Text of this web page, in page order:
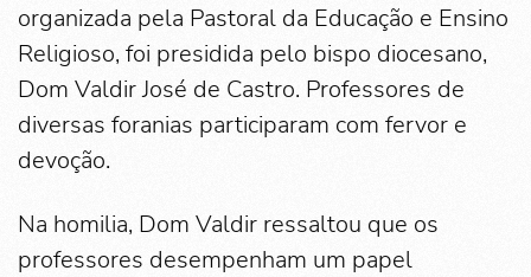
organizada pela Pastoral da Educação e Ensino
Religioso, foi presidida pelo bispo diocesano,
Dom Valdir José de Castro. Professores de
diversas foranias participaram com fervor e
devoção.
Na homilia, Dom Valdir ressaltou que os
professores desempenham um papel